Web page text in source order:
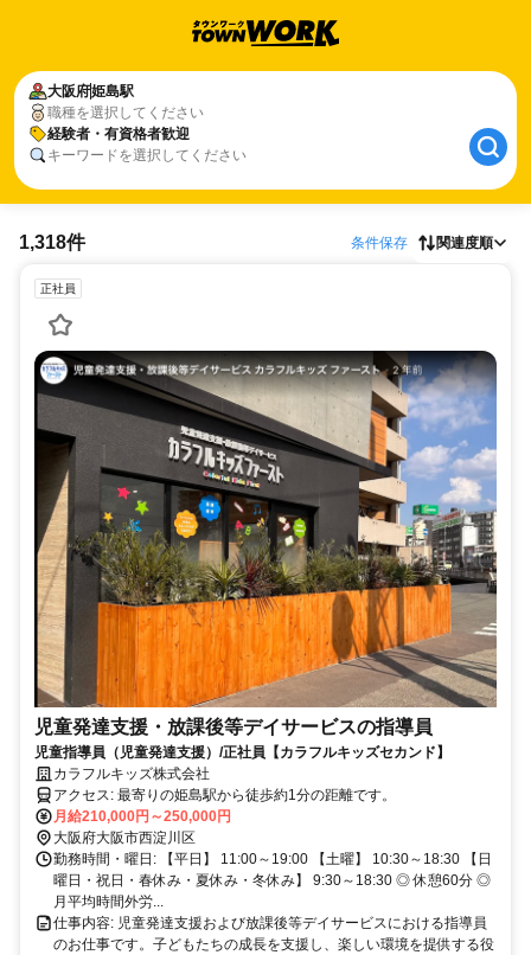
大阪府姫島駅
職種を選択してください
経験者・有資格者歓迎
キーワードを選択してください
1,318件 条件保存 関連度順
正社員
児童発達支援・放課後等デイサービスの指導員
児童指導員（児童発達支援）/正社員【カラフルキッズセカンド】
カラフルキッズ株式会社
アクセス: 最寄りの姫島駅から徒歩約1分の距離です。
月給210,000円～250,000円
大阪府大阪市西淀川区
勤務時間・曜日: 【平日】 11:00～19:00 【土曜】 10:30～18:30 【日
曜日・祝日・春休み・夏休み・冬休み】 9:30～18:30 ◎ 休憩60分 ◎
月平均時間外労...
仕事内容: 児童発達支援および放課後等デイサービスにおける指導員
のお仕事です。子どもたちの成長を支援し、楽しい環境を提供する役